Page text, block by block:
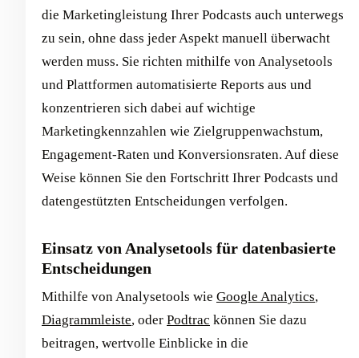
die Marketingleistung Ihrer Podcasts auch unterwegs
zu sein, ohne dass jeder Aspekt manuell überwacht
werden muss. Sie richten mithilfe von Analysetools
und Plattformen automatisierte Reports aus und
konzentrieren sich dabei auf wichtige
Marketingkennzahlen wie Zielgruppenwachstum,
Engagement-Raten und Konversionsraten. Auf diese
Weise können Sie den Fortschritt Ihrer Podcasts und
datengestützten Entscheidungen verfolgen.
Einsatz von Analysetools für datenbasierte
Entscheidungen
Mithilfe von Analysetools wie Google Analytics,
Diagrammleiste, oder Podtrac können Sie dazu
beitragen, wertvolle Einblicke in die